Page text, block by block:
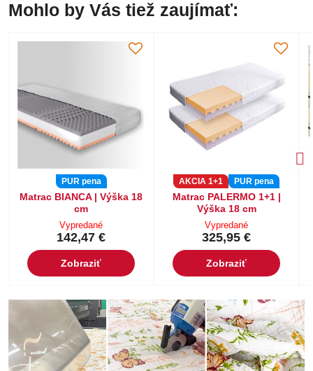
Mohlo by Vás tiež zaujímať:
PUR pena
Matrac BIANCA | Výška 18
cm
Vypredané
142,47 €
Zobraziť
AKCIA 1+1 PUR pena
Matrac PALERMO 1+1 |
Výška 18 cm
Vypredané
325,95 €
Zobraziť